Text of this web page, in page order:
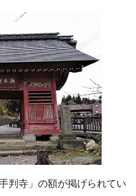
判寺」の額が掲げられてい